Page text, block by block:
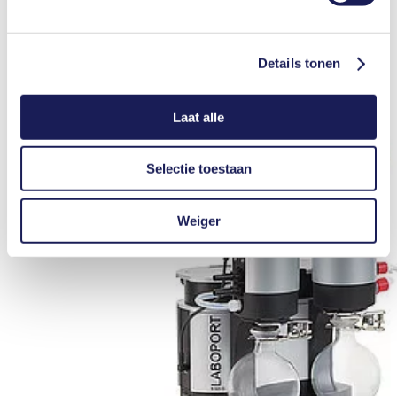
Details tonen
Laat alle
Selectie toestaan
Weiger